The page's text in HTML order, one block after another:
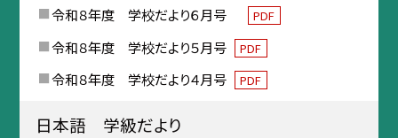
令和８年度 学校だより６月号
PDF
令和８年度 学校だより５月号 PDF
令和８年度 学校だより４月号 PDF
日本語 学級だより